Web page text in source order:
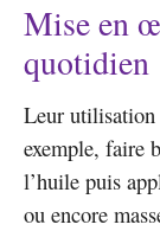
Mise en
quotidien
Leur utilisation
exemple, faire
l’huile puis
ou encore